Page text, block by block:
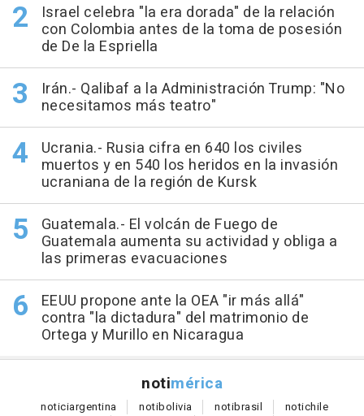
Israel celebra "la era dorada" de la relación
con Colombia antes de la toma de posesión
de De la Espriella
Irán.- Qalibaf a la Administración Trump: "No
necesitamos más teatro"
Ucrania.- Rusia cifra en 640 los civiles
muertos y en 540 los heridos en la invasión
ucraniana de la región de Kursk
Guatemala.- El volcán de Fuego de
Guatemala aumenta su actividad y obliga a
las primeras evacuaciones
EEUU propone ante la OEA "ir más allá"
contra "la dictadura" del matrimonio de
Ortega y Murillo en Nicaragua
notimérica
noticiargentina notibolivia notibrasil notichile